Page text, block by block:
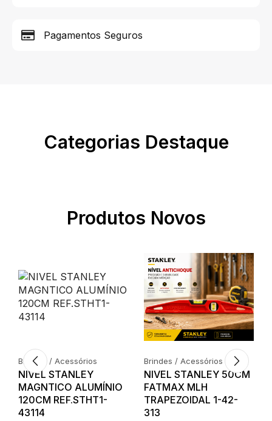
Pagamentos Seguros
Categorias Destaque
Produtos Novos
Brindes / Acessórios
NIVEL STANLEY
MAGNTICO ALUMÍNIO
120CM REF.STHT1-
43114
Brindes / Acessórios
NIVEL STANLEY 50CM
FATMAX MLH
TRAPEZOIDAL 1-42-
313